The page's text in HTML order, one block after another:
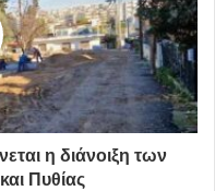
η διάνοιξη των
Πυθίας